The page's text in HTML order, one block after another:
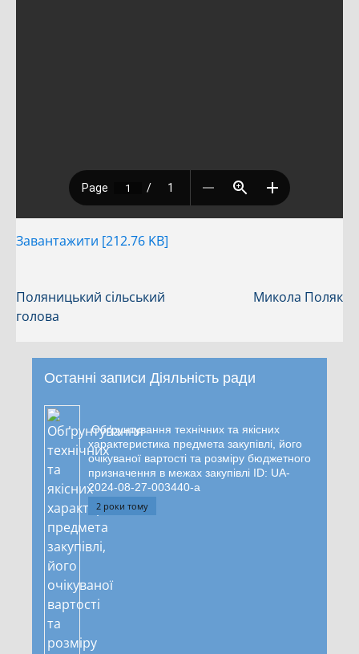
Завантажити [212.76 KB]
Поляницький сільський
голова
Микола Поляк
Останні записи Діяльність ради
Обґрунтування технічних та якісних
характеристика предмета закупівлі, його
очікуваної вартості та розміру бюджетного
призначення в межах закупівлі ID: UA-
2024-08-27-003440-a
2 роки тому